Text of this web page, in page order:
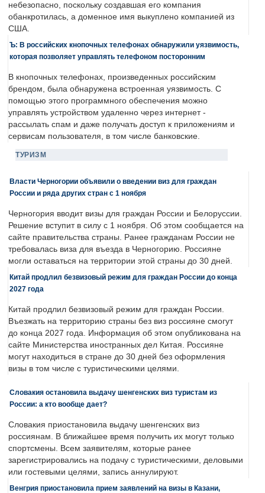
небезопасно, поскольку создавшая его компания
обанкротилась, а доменное имя выкуплено компанией из
США.
Ъ: В российских кнопочных телефонах обнаружили уязвимость,
которая позволяет управлять телефоном посторонним
В кнопочных телефонах, произведенных российским
брендом, была обнаружена встроенная уязвимость. С
помощью этого программного обеспечения можно
управлять устройством удаленно через интернет -
рассылать спам и даже получать доступ к приложениям и
сервисам пользователя, в том числе банковские.
ТУРИЗМ
Власти Черногории объявили о введении виз для граждан
России и ряда других стран с 1 ноября
Черногория вводит визы для граждан России и Белоруссии.
Решение вступит в силу с 1 ноября. Об этом сообщается на
сайте правительства страны. Ранее гражданам России не
требовалась виза для въезда в Черногорию. Россияне
могли оставаться на территории этой страны до 30 дней.
Китай продлил безвизовый режим для граждан России до конца
2027 года
Китай продлил безвизовый режим для граждан России.
Въезжать на территорию страны без виз россияне смогут
до конца 2027 года. Информация об этом опубликована на
сайте Министерства иностранных дел Китая. Россияне
могут находиться в стране до 30 дней без оформления
визы в том числе с туристическими целями.
Словакия остановила выдачу шенгенских виз туристам из
России: а кто вообще дает?
Словакия приостановила выдачу шенгенских виз
россиянам. В ближайшее время получить их могут только
спортсмены. Всем заявителям, которые ранее
зарегистрировались на подачу с туристическими, деловыми
или гостевыми целями, запись аннулируют.
Венгрия приостановила прием заявлений на визы в Казани,